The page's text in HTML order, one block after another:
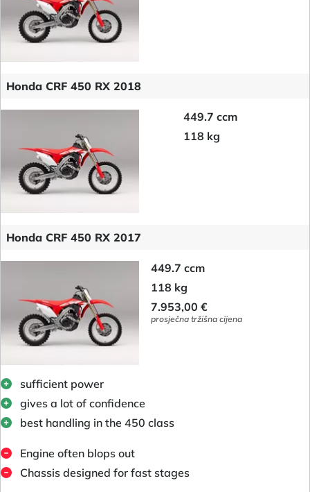
Honda CRF 450 RX 2018
449.7 ccm
118 kg
Honda CRF 450 RX 2017
449.7 ccm
118 kg
7.953,00 €
prosječna tržišna cijena
sufficient power
gives a lot of confidence
best handling in the 450 class
Engine often blops out
Chassis designed for fast stages